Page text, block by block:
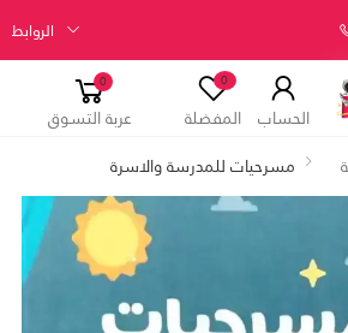
الروابط
الحساب
0
المفضلة
0
عربة التسوق
مسرحيات للمدرسة والاسرة